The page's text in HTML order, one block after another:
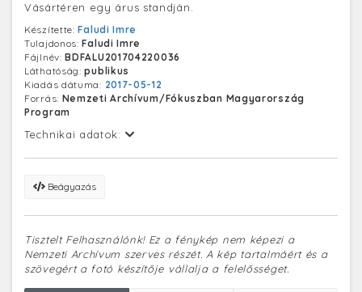
Vásártéren egy árus standján.
Készítette:Faludi Imre
Tulajdonos:Faludi Imre
Fájlnév:BDFALU201704220036
Láthatóság:publikus
Kiadás dátuma: 2017-05-12
Forrás: Nemzeti Archívum/Fókuszban Magyarország
Program
Technikai adatok:
Beágyazás
Tisztelt Felhasználónk! Ez a fénykép nem képezi a
Nemzeti Archívum szerves részét. A kép tartalmáért és a
szövegért a fotó készítője vállalja a felelősséget.